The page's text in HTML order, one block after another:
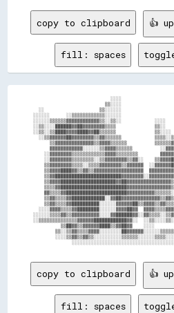
copy to clipboard 👍
fill: spaces
░░
░░░░░░
░░▒▒░░░░██████▓▓██▓▓▓▓▓▓▓▓▒▒▒▒
░░▒▒░░▒▒████▓▓▓▓████▓▓██▒▒▒▒▒▒
░░▒▒▓▓▓▓▓▓██▓▓▓▓▓▓▓▓▒▒▓▓▒▒▒▒▒▒
▒▒▓▓▓▓▓▓▓▓▓▓▓▓▓▓▒▒▓▓▓▓▒▒▒▒▒▒
▓▓▓▓▓▓▓▓▓▓▓▓░░░░░░▒▒▓▓▓▓▒▒▒▒▒▒
░░▓▓▓▓▓▓▓▓▒▒▒▒▒▒▒▒▒▒▒▒▓▓▓▓▒▒▒▒▒▒▒▒
░░▓▓▓▓▓▓▓▓▒▒▒▒▒▒▒▒░░▒▒▓▓▓▓▓▓▓▓▒▒▓▓░░
▒▒▓▓▓▓▓▓▓▓▒▒▒▒░░▒▒▒▒▓▓▓▓▓▓▓▓▒▒▓▓▓▓▓▓
▒▒▓▓▓▓████▓▓▒▒▓▓▒▒▓▓▓▓▓▓▓▓▓▓▓▓▓▓▓▓▓▓
░░░░▓▓▓▓▒▒▒▒▓▓████████░░░░░░▓▓▓▓██▓▓
░░▒▒▒▒▒▒▒▒▒▒▒▒▒▒▓▓▓▓▓▓████████████▓▓░░
▒▒██▓▓▒▒▓▓▓▓▓▓████▒▒▓▓██▓▓    ░░░░
copy to clipboard 👍
fill: spaces